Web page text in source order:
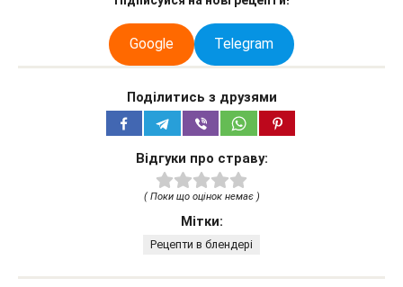
Google Telegram
Поділитись з друзями
Відгуки про страву:
( Поки що оцінок немає )
Мітки:
Рецепти в блендері